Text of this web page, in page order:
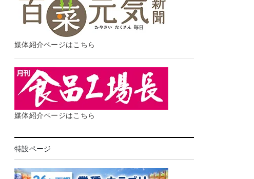
媒体紹介ページはこちら
媒体紹介ページはこちら
特設ページ